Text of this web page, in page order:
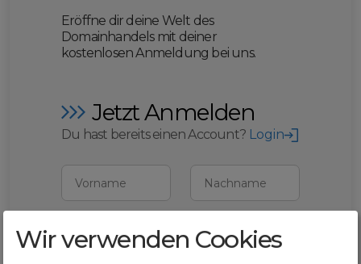
Eröffne dir deine Welt des
Domainhandels mit deiner
kostenlosen Anmeldung bei uns.
Jetzt Anmelden
Du hast bereits einen Account? Login
Vorname Nachname
E-Mail
Wir verwenden Cookies